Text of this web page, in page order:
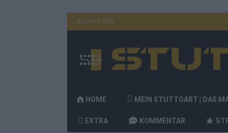
AUGUST 2026
HOME MEIN STUTTGART | DAS
EXTRA KOMMENTAR